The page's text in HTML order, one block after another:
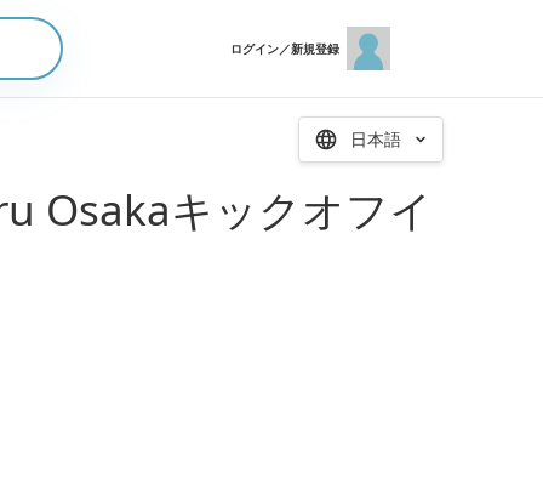
ログイン／新規登録
日本語
Osakaキックオフイ